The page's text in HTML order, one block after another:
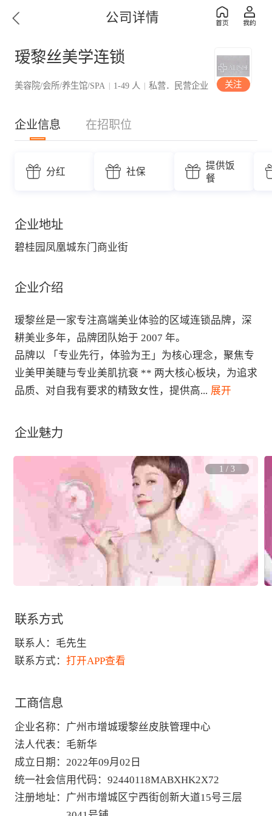
公司详情
瑷黎丝美学连锁
美容院/会所/养生馆/SPA | 1-49 人 | 私营．民营企业 关注
企业信息 在招职位
分红 社保
提供饭
餐
企业地址
碧桂园凤凰城东门商业街
企业介绍
瑷黎丝是一家专注高端美业体验的区域连锁品牌，深
耕美业多年，品牌团队始于 2007 年。
品牌以 「专业先行，体验为王」为核心理念，聚焦专
业美甲美睫与专业美肌抗衰 ** 两大核心板块，为追求
品质、对自我有要求的精致女性，提供高... 展开
企业魅力
1 / 3
联系方式
联系人： 毛先生
联系方式： 打开APP查看
工商信息
企业名称 ： 广州市增城瑷黎丝皮肤管理中心
法人代表 ： 毛新华
成立日期 ： 2022年09月02日
统一社会信用代码 ： 92440118MABXHK2X72
注册地址 ： 广州市增城区宁西街创新大道15号三层